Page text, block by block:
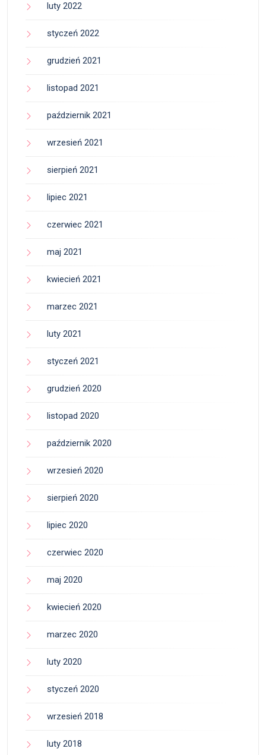
luty 2022
styczeń 2022
grudzień 2021
listopad 2021
październik 2021
wrzesień 2021
sierpień 2021
lipiec 2021
czerwiec 2021
maj 2021
kwiecień 2021
marzec 2021
luty 2021
styczeń 2021
grudzień 2020
listopad 2020
październik 2020
wrzesień 2020
sierpień 2020
lipiec 2020
czerwiec 2020
maj 2020
kwiecień 2020
marzec 2020
luty 2020
styczeń 2020
wrzesień 2018
luty 2018